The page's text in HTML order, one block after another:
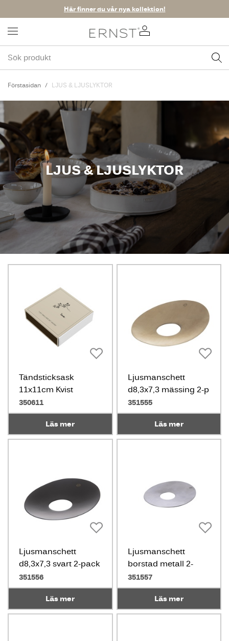
Här finner du vår nya kollektion!
Förstasidan LJUS & LJUSLYKTOR
LJUS & LJUSLYKTOR
Tändsticksask
11x11cm Kvist
350611
Läs mer
Ljusmanschett
d8,3x7,3 mässing 2-p
351555
Läs mer
Ljusmanschett
d8,3x7,3 svart 2-pack
351556
Läs mer
Ljusmanschett
borstad metall 2-
pack
351557
Läs mer